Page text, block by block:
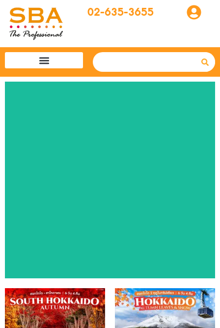
02-635-3655
ทัวร์แนะนำ
สัมผัสประสบการณ์ท่องเที่ยวหลากหลายประเทศ ด้วยโปรแกรมทัวร์